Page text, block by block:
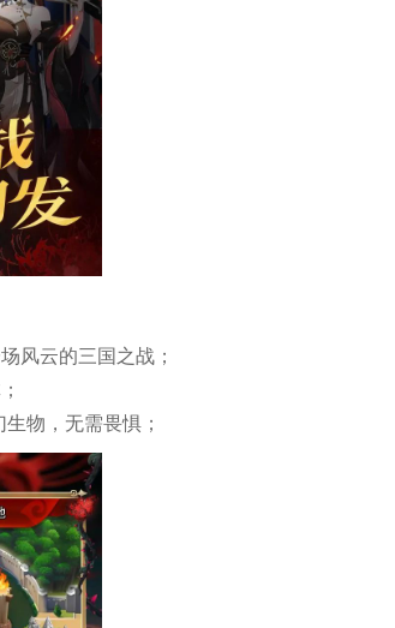
风云的三国之战；
物，无需畏惧；